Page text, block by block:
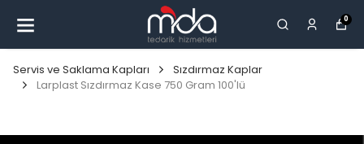
0
Servis ve Saklama Kapları
Sızdırmaz Kaplar
Larplast Sızdırmaz Kase 750 Gram 100'lü